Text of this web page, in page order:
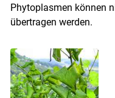
Skip
Phytoplasmen können
übertragen werden.